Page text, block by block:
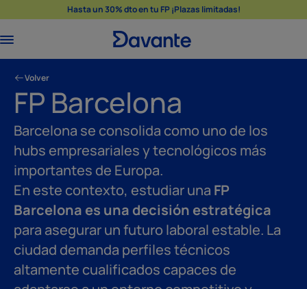
Hasta un 30% dto en tu FP ¡Plazas limitadas!
Volver
FP Barcelona
Barcelona se consolida como uno de los
hubs empresariales y tecnológicos más
importantes de Europa.
En este contexto, estudiar una FP
Barcelona es una decisión estratégica
para asegurar un futuro laboral estable. La
ciudad demanda perfiles técnicos
altamente cualificados capaces de